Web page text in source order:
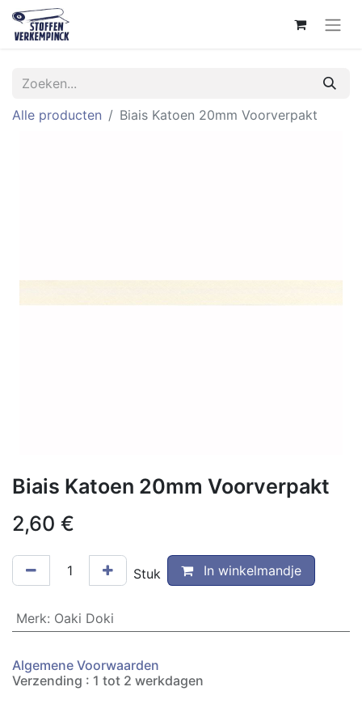
Alle producten Biais Katoen 20mm Voorverpakt
Biais Katoen 20mm Voorverpakt
2,60 €
Stuk In winkelmandje
Merk: Oaki Doki
Algemene Voorwaarden
Verzending : 1 tot 2 werkdagen